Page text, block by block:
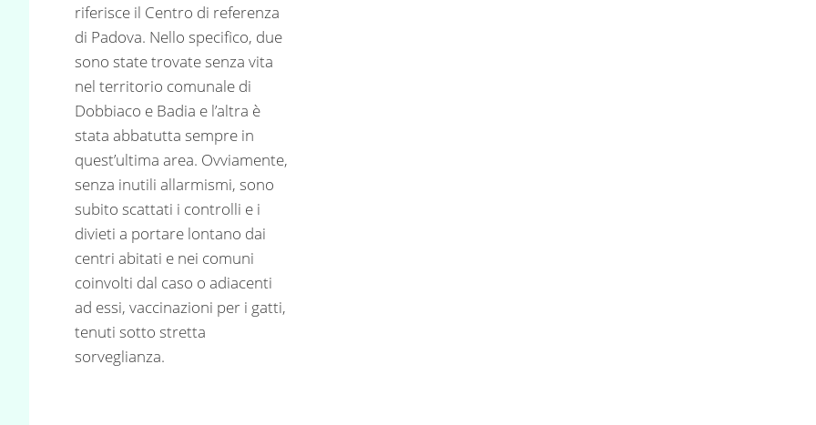
riferisce il Centro di referenza
di Padova. Nello specifico, due
sono state trovate senza vita
nel territorio comunale di
Dobbiaco e Badia e l’altra è
stata abbatutta sempre in
quest’ultima area. Ovviamente,
senza inutili allarmismi, sono
subito scattati i controlli e i
divieti a portare lontano dai
centri abitati e nei comuni
coinvolti dal caso o adiacenti
ad essi, vaccinazioni per i gatti,
tenuti sotto stretta
sorveglianza.